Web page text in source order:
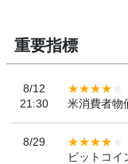
重要指標
8/12
21:30
米消費者物
8/29
ビットコイ